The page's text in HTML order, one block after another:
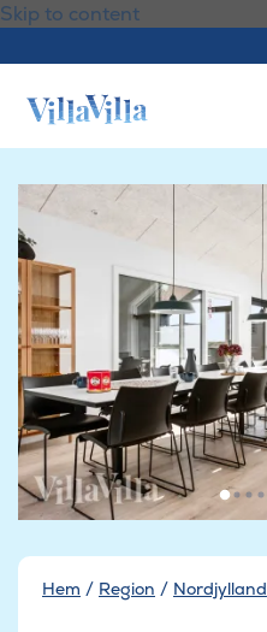
Skip to content
Hem / Region / Nordjylland